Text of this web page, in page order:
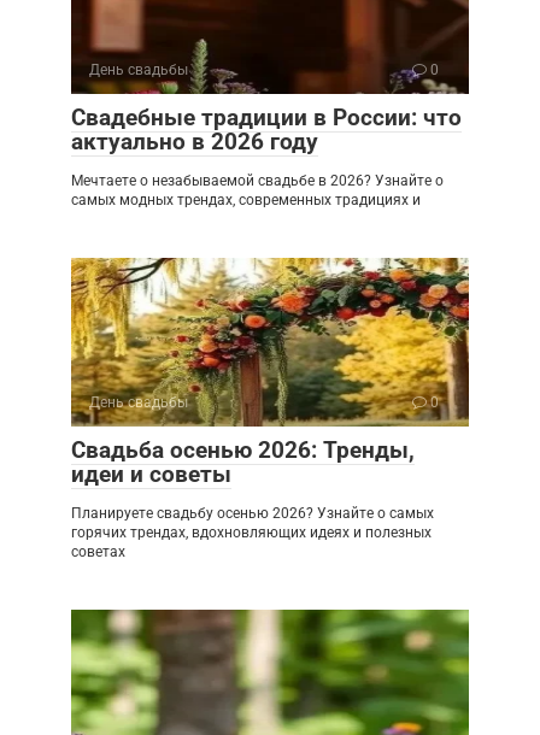
День свадьбы 0
Свадебные традиции в России: что
актуально в 2026 году
Мечтаете о незабываемой свадьбе в 2026? Узнайте о
самых модных трендах, современных традициях и
День свадьбы 0
Свадьба осенью 2026: Тренды,
идеи и советы
Планируете свадьбу осенью 2026? Узнайте о самых
горячих трендах, вдохновляющих идеях и полезных
советах